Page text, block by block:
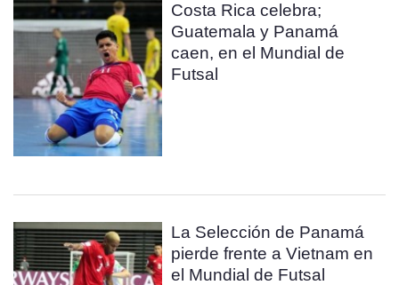
Costa Rica celebra;
Guatemala y Panamá
caen, en el Mundial de
Futsal
La Selección de Panamá
pierde frente a Vietnam en
el Mundial de Futsal